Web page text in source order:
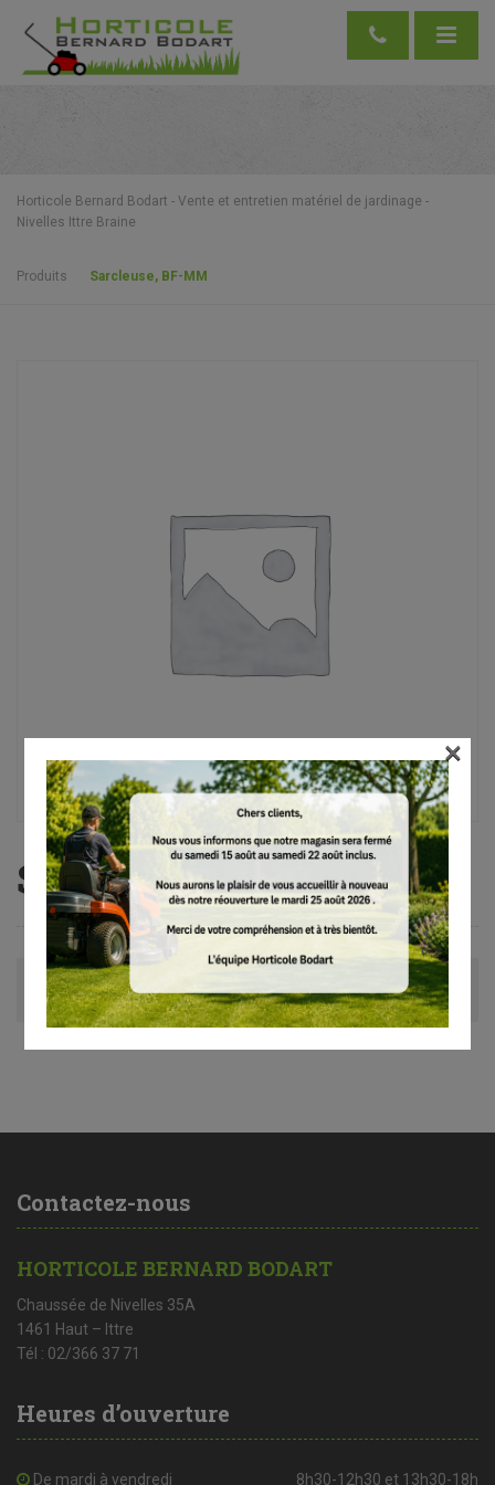
Horticole Bernard Bodart - Vente et entretien matériel de jardinage -
Nivelles Ittre Braine
Produits Sarcleuse, BF-MM
Sarcleuse, BF-MM
Avis (0)
Contactez-nous
HORTICOLE BERNARD BODART
Chaussée de Nivelles 35A
1461 Haut – Ittre
Tél : 02/366 37 71
Heures d’ouverture
De mardi à vendredi 8h30-12h30 et 13h30-18h
×